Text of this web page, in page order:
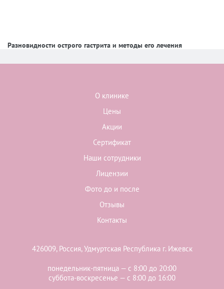
Разновидности острого гастрита и методы его лечения
О клинике
Цены
Акции
Сертификат
Наши сотрудники
Лицензии
Фото до и после
Отзывы
Контакты
426009, Россия, Удмуртская Республика г. Ижевск
понедельник-пятница — с 8:00 до 20:00
суббота-воскресенье — с 8:00 до 16:00